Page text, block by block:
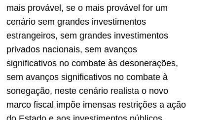
mais provável, se o mais provável for um
cenário sem grandes investimentos
estrangeiros, sem grandes investimentos
privados nacionais, sem avanços
significativos no combate às desonerações,
sem avanços significativos no combate à
sonegação, neste cenário realista o novo
marco fiscal impõe imensas restrições a ação